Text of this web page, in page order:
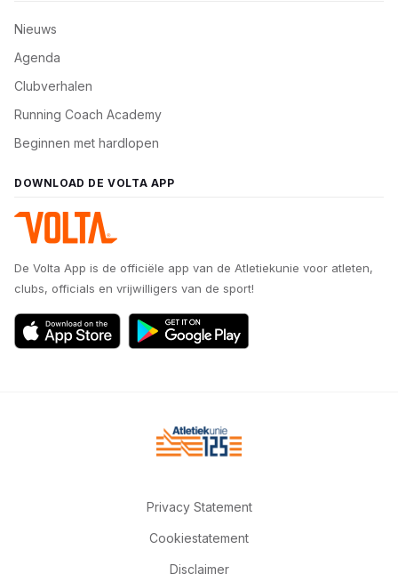
Nieuws
Agenda
Clubverhalen
Running Coach Academy
Beginnen met hardlopen
DOWNLOAD DE VOLTA APP
De Volta App is de officiële app van de Atletiekunie voor atleten,
clubs, officials en vrijwilligers van de sport!
Privacy Statement
Cookiestatement
Disclaimer